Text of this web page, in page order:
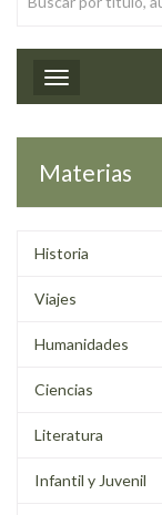
Toggle
Materias
Historia
Viajes
Humanidades
Ciencias
Literatura
Infantil y Juvenil